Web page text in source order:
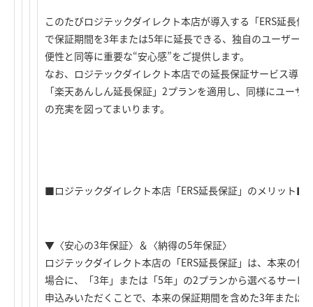
このたびロジテックダイレクト本店が導入する「ERS延長
で保証期間を3年または5年に延長できる、独自のユーザー
便性と同等に重要な“安心感”をご提供します。
なお、ロジテックダイレクト本店での延長保証サービス導
「楽天あんしん延長保証」2プランを適用し、同様にユーザ
の充実を図ってまいります。
■ロジテックダイレクト本店「ERS延長保証」のメリット■
▼〈安心の3年保証〉＆〈納得の5年保証〉
ロジテックダイレクト本店の「ERS延長保証」は、本来の
場合に、「3年」または「5年」の2プランから選べるサービ
申込みいただくことで、本来の保証期間を含めた3年または